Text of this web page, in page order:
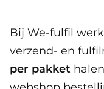
Bij We-fulfil
verzend- en
per pakket